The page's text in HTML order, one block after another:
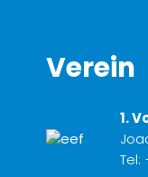
Verein
1.
Tel: